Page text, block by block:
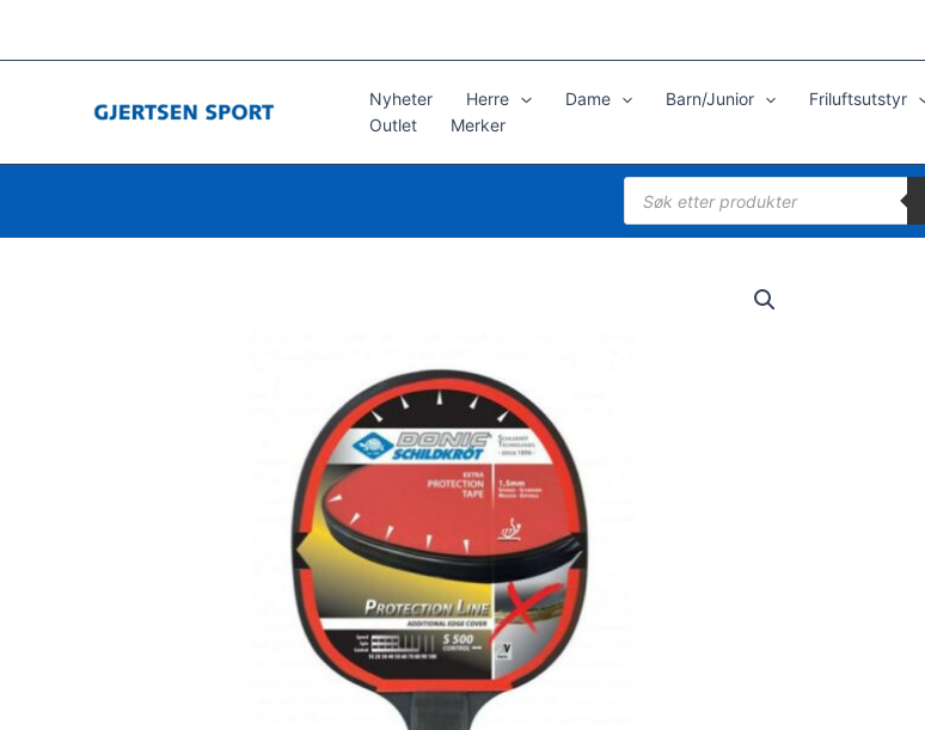
til
Nyheter Herre Dame Barn/Junior Friluftsutstyr
Outlet
Merker
Products
search